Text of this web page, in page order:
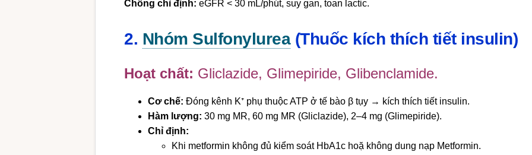
Chống chỉ định: eGFR < 30 mL/phút, suy gan, toan lactic.
2. Nhóm Sulfonylurea(Thuốc kích thích tiết insulin)
Hoạt chất: Gliclazide, Glimepiride, Glibenclamide.
Cơ chế: Đóng kênh K⁺ phụ thuộc ATP ở tế bào β tụy → kích thích tiết insulin.
Hàm lượng: 30 mg MR, 60 mg MR (Gliclazide), 2–4 mg (Glimepiride).
Chỉ định:
Khi metformin không đủ kiểm soát HbA1c hoặ không dung nạp Metformin.